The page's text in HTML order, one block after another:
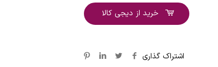
خرید از دیجی کالا
اشتراک گذاری